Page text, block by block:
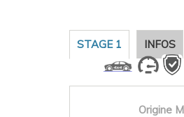
STAGE 1 INFOS
Origine